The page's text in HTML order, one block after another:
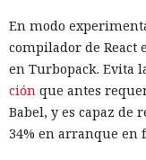
En modo
compilador de React
en Turbopack. Evita
ción que antes
Babel, y es capaz
34% en arranque en